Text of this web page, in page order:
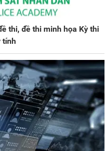
thi, đề thi minh họa Kỳ thi
tính